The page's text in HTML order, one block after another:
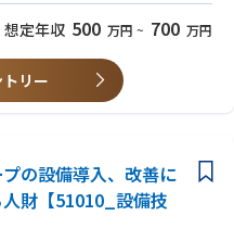
想定年収 500 万円 ~ 700 万円
リー
プの設備導入、改善に
財【51010_設備技